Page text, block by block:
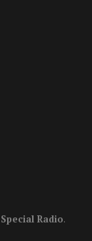
Special Radio.